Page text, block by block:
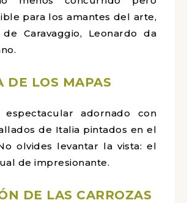
para los amantes del arte,
Caravaggio, Leonardo da
DE LOS MAPAS
espectacular adornado con
de Italia pintados en el
olvides levantar la vista: el
de impresionante.
DE LAS CARROZAS